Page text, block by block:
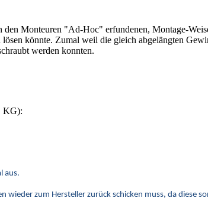
Monteuren "Ad-Hoc" erfundenen, Montage-
könnte. Zumal weil die gleich abgelängten
werden konnten.
KG):
aus.
wieder zum Hersteller zurück schicken muss, da diese